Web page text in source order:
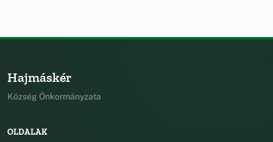
Hajmáskér
Község Önkormányzata
OLDALAK